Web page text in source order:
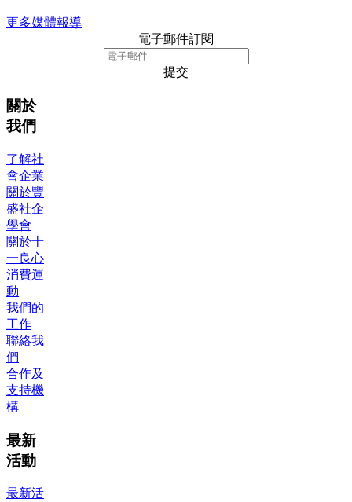
更多媒體報導
電子郵件訂閱
提交
關於
我們
了解社
會企業
關於豐
盛社企
學會
關於十
一良心
消費運
動
我們的
工作
聯絡我
們
合作及
支持機
構
最新
活動
最新活